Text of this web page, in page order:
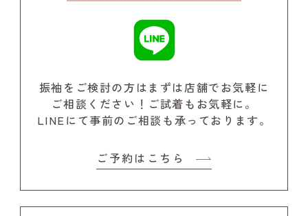
振袖をご検討の方はまずは店舗でお気軽に
ご相談ください！ ご試着もお気軽に。
LINEにて事前のご相談も承っております。
ご予約はこちら